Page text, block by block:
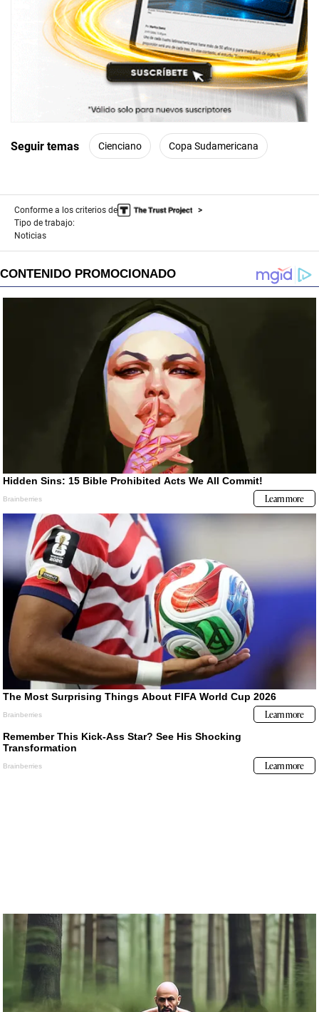
Seguir temas Cienciano Copa Sudamericana
Conforme a los criterios de
Tipo de trabajo:
Noticias